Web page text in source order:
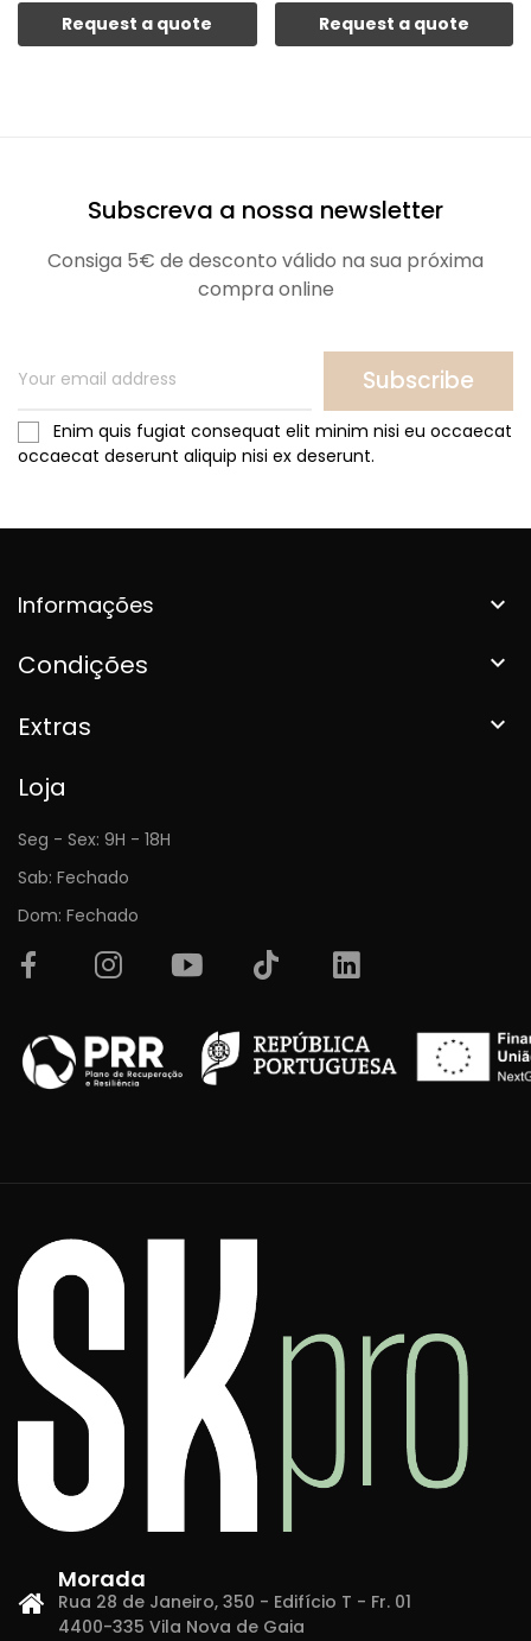
Request a quote Request a quote
Subscreva a nossa newsletter
Consiga 5€ de desconto válido na sua próxima
compra online
Subscribe
Enim quis fugiat consequat elit minim nisi eu occaecat
occaecat deserunt aliquip nisi ex deserunt.
Informações 
Condições 
Extras 
Loja
Seg - Sex: 9H - 18H
Sab: Fechado
Dom: Fechado
Morada
Rua 28 de Janeiro, 350 - Edifício T - Fr. 01
4400-335 Vila Nova de Gaia